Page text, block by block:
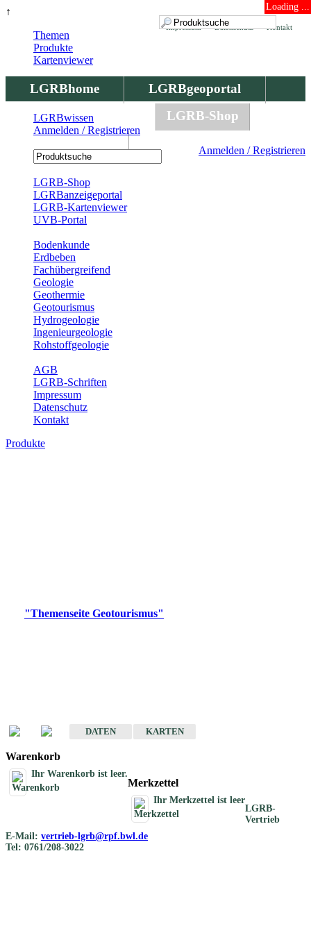
↑ Loading ...
Kontakt
Datenschutz
Impressum
LGRBhome
LGRBgeoportal
LGRBbohrungen
LGRB-Shop
Anmelden / Registrieren
Themen
Produkte
Kartenviewer
LGRBwissen
Anmelden / Registrieren
LGRB-Shop
LGRBanzeigeportal
LGRB-Kartenviewer
UVB-Portal
Bodenkunde
Erdbeben
Fachübergreifend
Geologie
Geothermie
Geotourismus
Hydrogeologie
Ingenieurgeologie
Rohstoffgeologie
AGB
LGRB-Schriften
Impressum
Datenschutz
Kontakt
Produkte
"Themenseite Geotourismus"
DATEN
KARTEN
Warenkorb
Ihr Warenkorb ist leer.
Merkzettel
Ihr Merkzettel ist leer
LGRB-
Vertrieb
E-Mail: vertrieb-lgrb@rpf.bwl.de
Tel: 0761/208-3022